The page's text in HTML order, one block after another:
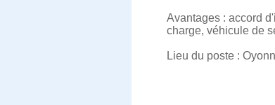
Avantages : accord
charge, véhicule de
Lieu du poste :